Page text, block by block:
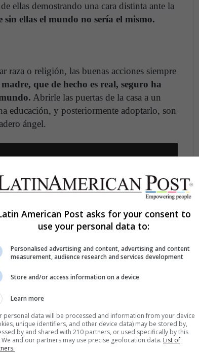
ellas demostrando una cara distinta ante la
ellas el mundo no sería el mismo.
o religión, las buenas acciones siempre
que de hecho es real, seguro ha
Abrirle las puertas de la casa a un
educación, y posteriormente adoptarlo, son
ángel.
American Post asks for your consent to
use your personal data to:
Personalised advertising and content, advertising and content
measurement, audience research and services development
Store and/or access information on a device
Learn more
personal data will be processed and information from your device
unique identifiers, and other device data) may be stored by,
by and shared with 210 partners, or used specifically by this
We and our partners may use precise geolocation data. List of